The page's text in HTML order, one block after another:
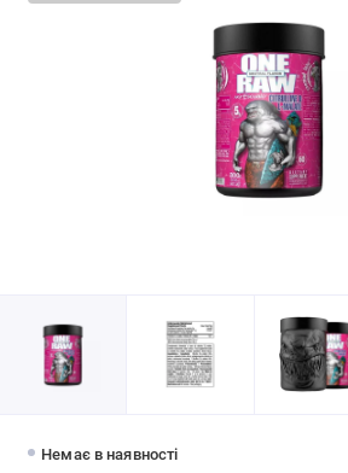
Немає в наявності